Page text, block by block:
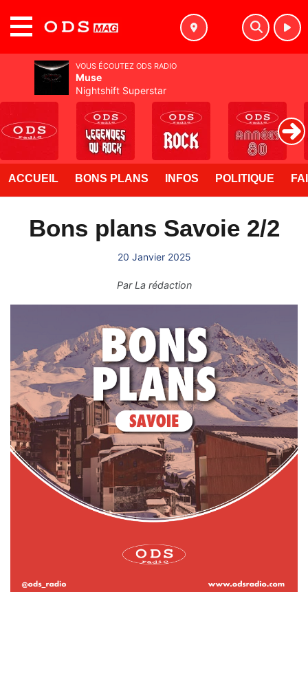
ACCUEIL BONS PLANS INFOS POLITIQUE
Bons plans Savoie 2/2
20 Janvier 2025
ParLa rédaction
VOUS ÉCOUTEZ ODS RADIO
Muse
Nightshift Superstar